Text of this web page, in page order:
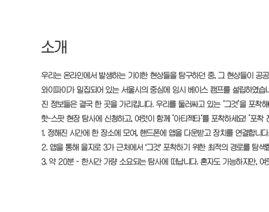
소개
우리는 온라인에서 발생하는 기이한 현상들을 탐구하던 중, 그 현상들이
와이파이가 밀집되어 있는 서울시의 중심에 임시 베이스 캠프를 설립하였
진 정보들은 결국 한 곳을 가리킵니다. 우리를 둘러싸고 있는 ‘그것’을 포착
핫-스팟 현장 탐사에 신청하고, 여럿이 함께 ’아티젝타‘를 포착하세요! ’포
1. 정해진 시간에 한 장소에 모여, 핸드폰에 앱을 다운받고 장치를 연결합니
2. 앱을 통해 을지로 3가 근처에서 '그것' 포착하기 위한 최적의 경로를 탐색
3. 약 20분 - 한시간 가량 소요되는 탐사에 떠납니다. 혼자도 가능하지만, 여